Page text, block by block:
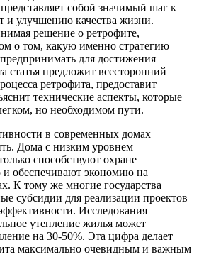
собой значимый шаг к
и улучшению качества жизни.
решение о ретрофите,
о том, какую именно стратегию
для достижения
статья предложит всесторонний
ретрофита, предоставит
технические аспекты, которые
но необходимом пути.
в современных домах
Дома с низким уровнем
способствуют охране
обеспечивают экономию на
К тому же многие государства
субсидии для реализации проектов
Исследования
утепление жилья может
на 30-50%. Эта цифра делает
максимально очевидным и важным